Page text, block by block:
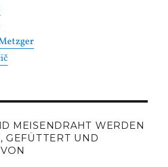
MEISENDRAHT WERDEN
GEFÜTTERT UND